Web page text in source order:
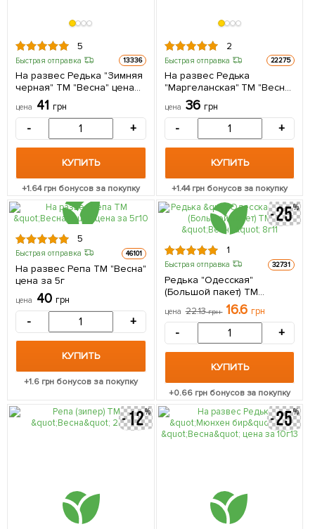
5
Быстрая отправка 13336
На развес Редька "Зимняя
черная" ТМ "Весна" цена
за 15г
цена 41 грн
- +
КУПИТЬ
+1.64грн бонусов за покупку
2
Быстрая отправка 22275
На развес Редька
"Маргеланская" ТМ "Весна"
цена за 5г
цена 36 грн
- +
КУПИТЬ
+1.44грн бонусов за покупку
5
Быстрая отправка 46101
На развес Репа ТМ "Весна"
цена за 5г
цена 40 грн
- +
КУПИТЬ
+1.6 грн бонусов за покупку
1
Быстрая отправка 32731
Редька "Одесская"
(Большой пакет) ТМ
цена 22.13грн 16.6 грн
- +
КУПИТЬ
+0.66грн бонусов за покупку